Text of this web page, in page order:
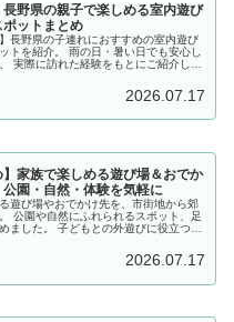
長野県の親子で楽しめる室内遊び
ットまとめ
長野県の子連れにおすすめの室内遊び
トを紹介。 雨の日・暑い日でも安心し
実際に訪れた経験をもとにご紹介して
2026.07.17
】家族で楽しめる遊び場＆おでか
園・自然・体験を気軽に
遊び場やおでかけ先を、市街地から郊
公園や自然にふれられるスポット、足
ました。 子どもとの外遊びに役立つ情
2026.07.17